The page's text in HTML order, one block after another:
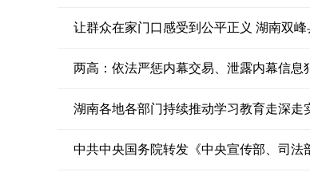
让群众在家门口感受到公平正义 湖南双
两高：依法严惩内幕交易、泄露内幕信息
湖南各地各部门持续推动学习教育走深走